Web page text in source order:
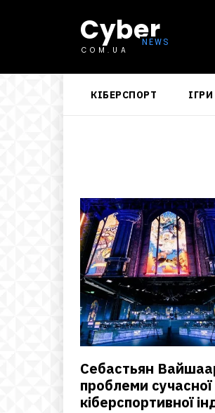
Cyber
COM.UA
КІБЕРСПОРТ ІГРИ
Себастьян
проблеми сучасної
кіберспортивної